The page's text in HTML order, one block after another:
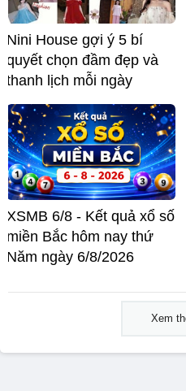
Nini House gợi ý 5 bí
quyết chọn đầm đẹp và
thanh lịch mỗi ngày
XSMB 6/8 - Kết quả xổ số
miền Bắc hôm nay thứ
Năm ngày 6/8/2026
Xem